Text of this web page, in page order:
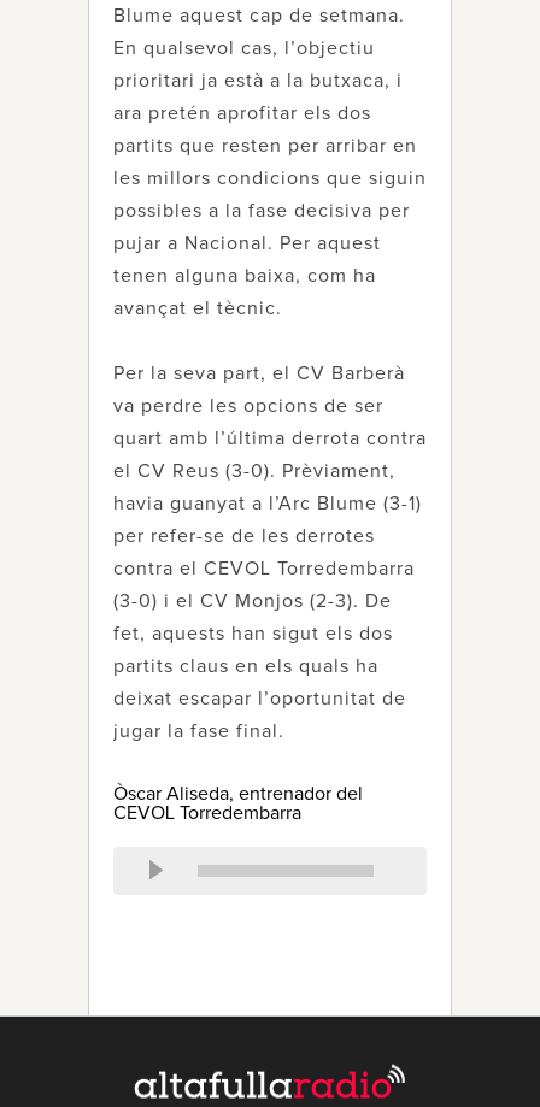
Blume aquest cap de setmana.
En qualsevol cas, l’objectiu
prioritari ja està a la butxaca, i
ara pretén aprofitar els dos
partits que resten per arribar en
les millors condicions que siguin
possibles a la fase decisiva per
pujar a Nacional. Per aquest
tenen alguna baixa, com ha
avançat el tècnic.
Per la seva part, el CV Barberà
va perdre les opcions de ser
quart amb l’última derrota contra
el CV Reus (3-0). Prèviament,
havia guanyat a l’Arc Blume (3-1)
per refer-se de les derrotes
contra el CEVOL Torredembarra
(3-0) i el CV Monjos (2-3). De
fet, aquests han sigut els dos
partits claus en els quals ha
deixat escapar l’oportunitat de
jugar la fase final.
Òscar Aliseda, entrenador del
CEVOL Torredembarra